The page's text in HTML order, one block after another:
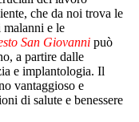
che da noi trova le
malanni e le
San Giovanni può
a partire dalle
e implantologia. Il
vantaggioso e
di salute e benessere